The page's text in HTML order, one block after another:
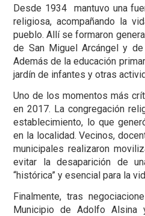
Desde 1934 mantuvo una
religiosa, acompañando la
pueblo. Allí se formaron
de San Miguel Arcángel y
Además de la educación
jardín de infantes y otras
Uno de los momentos más
en 2017. La congregación
establecimiento, lo que
en la localidad. Vecinos,
municipales realizaron
evitar la desaparición de
“histórica” y esencial para la
Finalmente, tras
Municipio de Adolfo Alsina